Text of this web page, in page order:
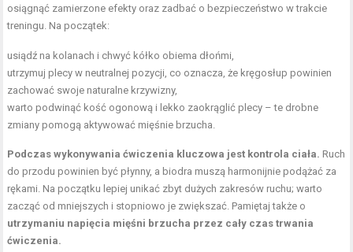
osiągnąć zamierzone efekty oraz zadbać o bezpieczeństwo w trakcie
treningu. Na początek:
usiądź na kolanach i chwyć kółko obiema dłońmi,
utrzymuj plecy w neutralnej pozycji, co oznacza, że kręgosłup powinien
zachować swoje naturalne krzywizny,
warto podwinąć kość ogonową i lekko zaokrąglić plecy – te drobne
zmiany pomogą aktywować mięśnie brzucha.
Podczas wykonywania ćwiczenia kluczowa jest kontrola ciała. Ruch
do przodu powinien być płynny, a biodra muszą harmonijnie podążać za
rękami. Na początku lepiej unikać zbyt dużych zakresów ruchu; warto
zacząć od mniejszych i stopniowo je zwiększać. Pamiętaj także o
utrzymaniu napięcia mięśni brzucha przez cały czas trwania
ćwiczenia.